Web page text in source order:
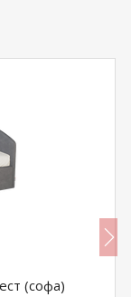
(софа)